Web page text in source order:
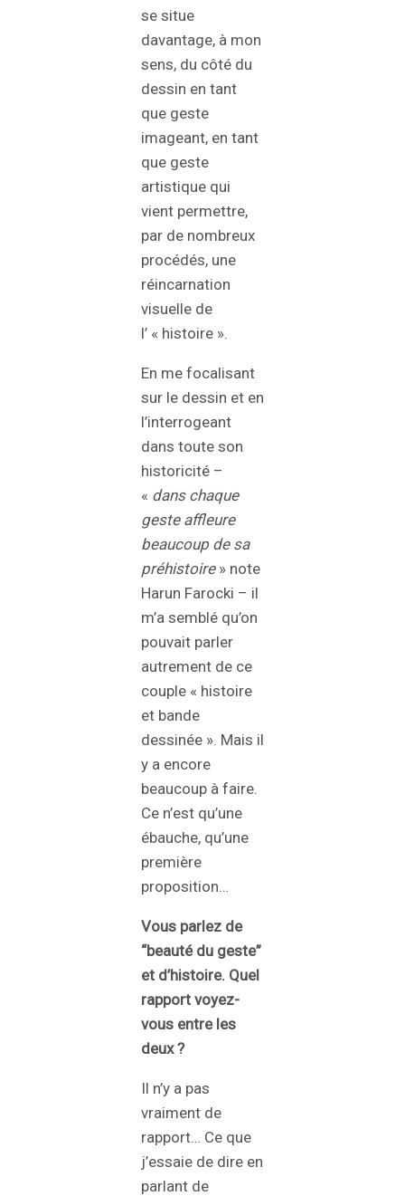
se situe
davantage, à mon
sens, du côté du
dessin en tant
que geste
imageant, en tant
que geste
artistique qui
vient permettre,
par de nombreux
procédés, une
réincarnation
visuelle de
l’ « histoire ».
En me focalisant
sur le dessin et en
l’interrogeant
dans toute son
historicité –
« dans chaque
geste affleure
beaucoup de sa
préhistoire» note
Harun Farocki – il
m’a semblé qu’on
pouvait parler
autrement de ce
couple « histoire
et bande
dessinée ». Mais il
y a encore
beaucoup à faire.
Ce n’est qu’une
ébauche, qu’une
première
proposition…
Vous parlez de
“beauté du geste”
et d’histoire. Quel
rapport voyez-
vous entre les
deux ?
Il n’y a pas
vraiment de
rapport… Ce que
j’essaie de dire en
parlant de